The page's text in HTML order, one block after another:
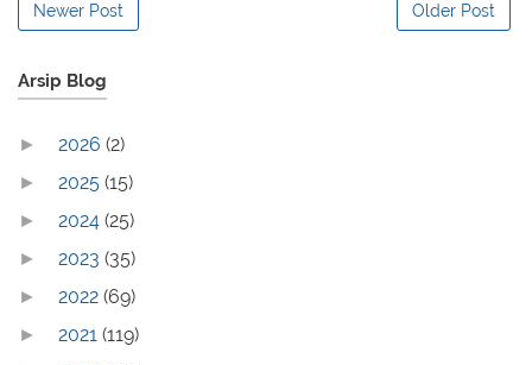
Newer Post Older Post
Arsip Blog
► 2026 (2)
► 2025 (15)
► 2024 (25)
► 2023 (35)
► 2022 (69)
► 2021 (119)